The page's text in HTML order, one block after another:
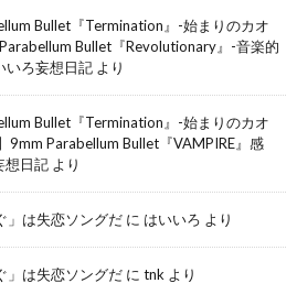
Bullet『Termination』-始まりのカオ
Bullet『Revolutionary』-音楽的
いろ妄想日記 より
Bullet『Termination』-始まりのカオ
9mm Parabellum Bullet『VAMPIRE』感
想日記 より
」は失恋ソングだ に はいいろ より
」は失恋ソングだ に tnk より